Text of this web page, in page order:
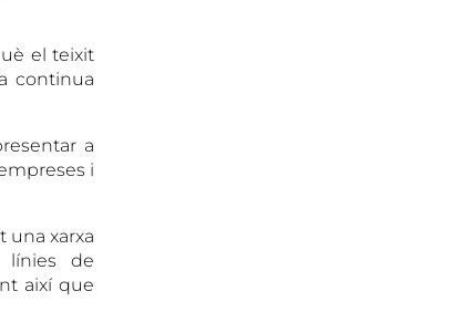
el teixit
continua
a
i
una xarxa
línies de
així que